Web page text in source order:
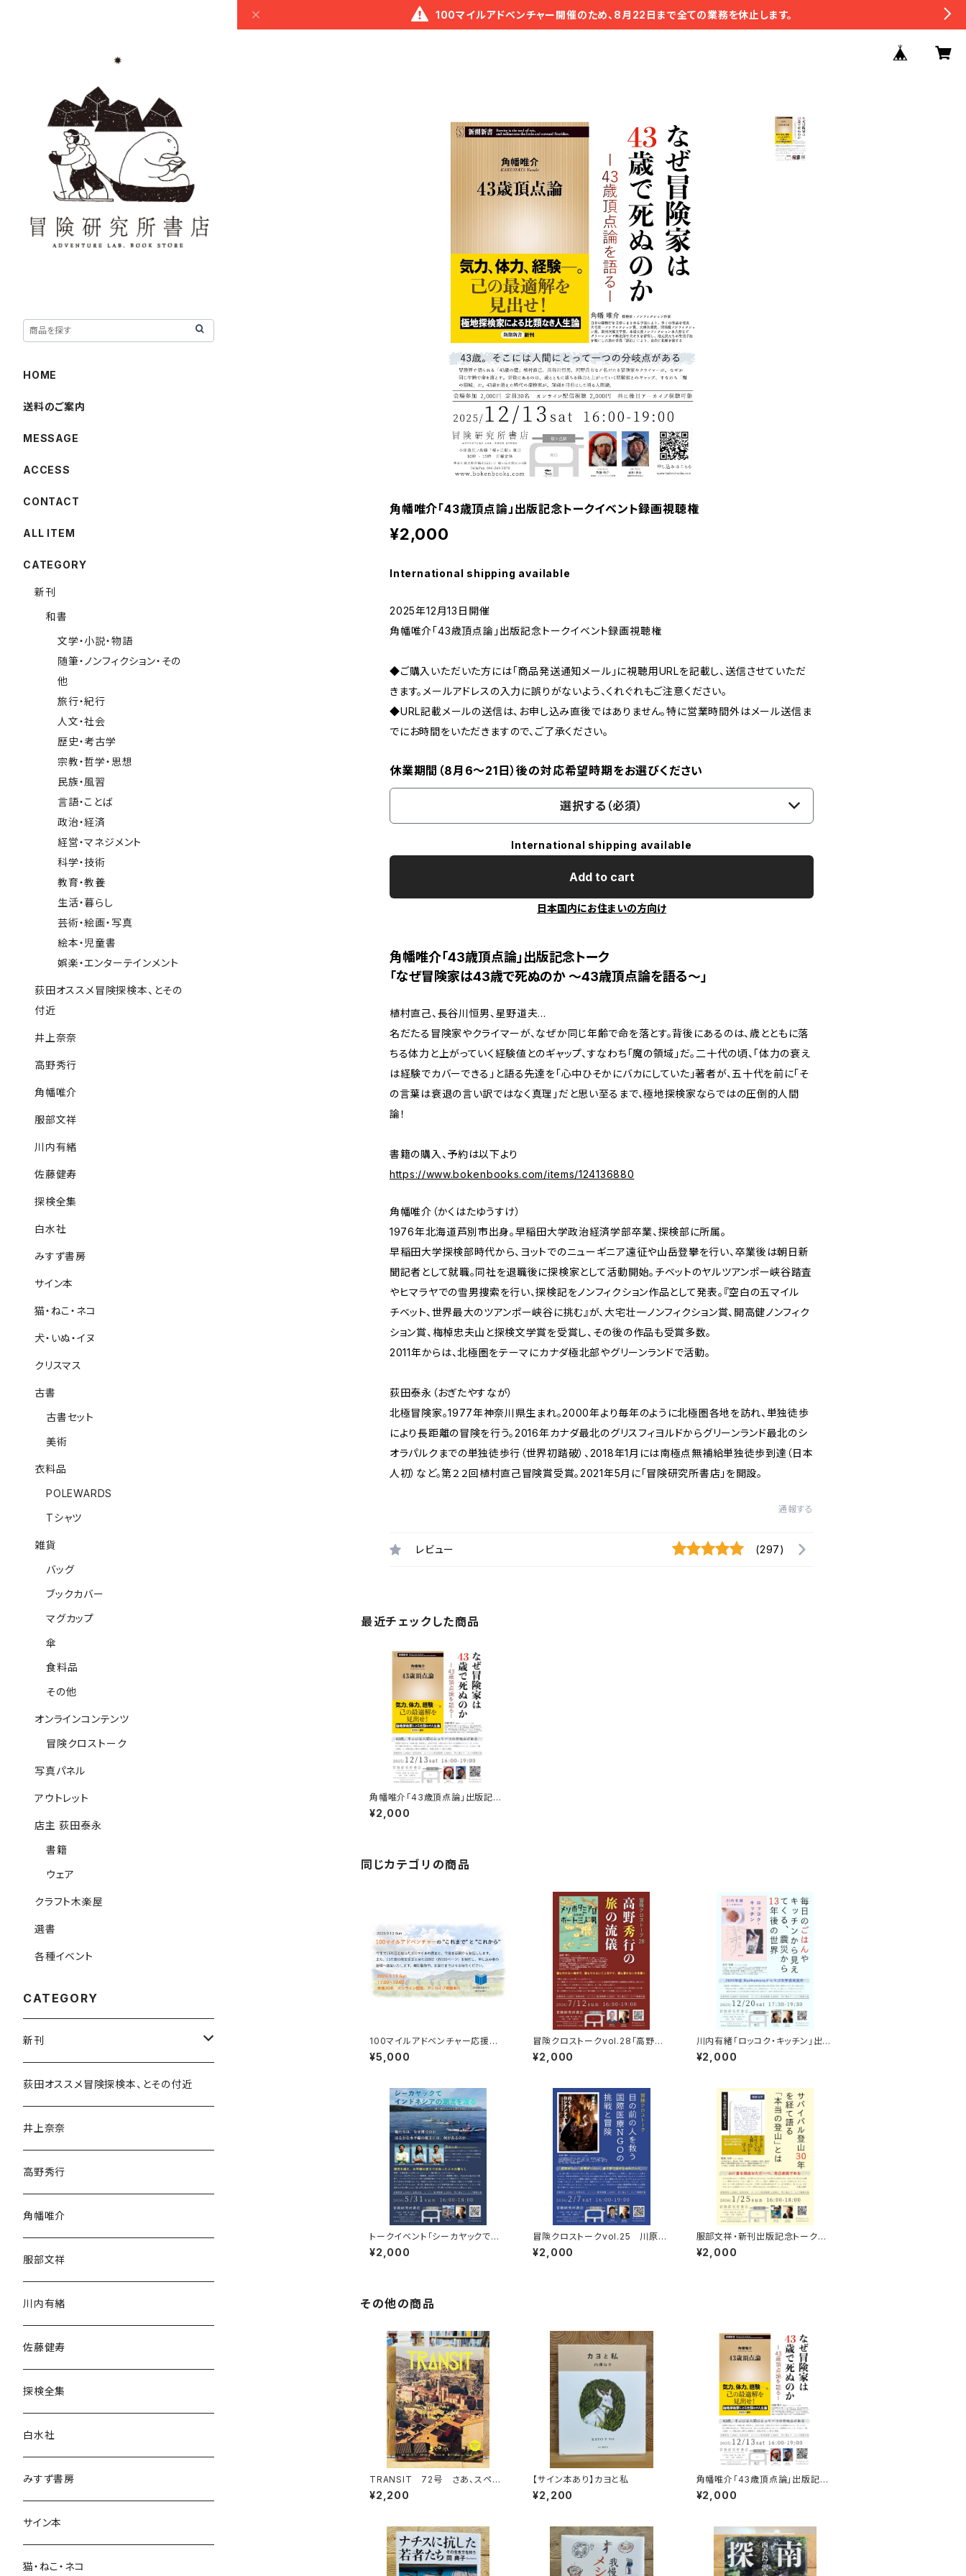
100マイルアドベンチャー開催のため、8月22日まで全ての業務を休止します。
角幡唯介「43歳頂点論」出版記念トークイベント録画視聴権
¥2,000
International shipping available
2025年12月13日開催
角幡唯介「43歳頂点論」出版記念トークイベント録画視聴権
◆ご購入いただいた方には「商品発送通知メール」に視聴用URLを記載し、送信させていただ
きます。メールアドレスの入力に誤りがないよう、くれぐれもご注意ください。
◆URL記載メールの送信は、お申し込み直後ではありません。特に営業時間外はメール送信ま
でにお時間をいただきますので、ご了承ください。
休業期間（8月6〜21日）後の対応希望時期をお選びください
選択する（必須）
International shipping available
Add to cart
日本国内にお住まいの方向け
角幡唯介「43歳頂点論」出版記念トーク
「なぜ冒険家は43歳で死ぬのか 〜43歳頂点論を語る〜」
植村直己、長谷川恒男、星野道夫…
名だたる冒険家やクライマーが、なぜか同じ年齢で命を落とす。背後にあるのは、歳とともに落
ちる体力と上がっていく経験値とのギャップ、すなわち「魔の領域」だ。二十代の頃、「体力の衰え
は経験でカバーできる」と語る先達を「心中ひそかにバカにしていた」著者が、五十代を前に「そ
の言葉は衰退の言い訳ではなく真理」だと思い至るまで、極地探検家ならではの圧倒的人間
論！
書籍の購入、予約は以下より
https://www.bokenbooks.com/items/124136880
角幡唯介（かくはたゆうすけ）
1976年北海道芦別市出身。早稲田大学政治経済学部卒業、探検部に所属。
早稲田大学探検部時代から、ヨットでのニューギニア遠征や山岳登攀を行い、卒業後は朝日新
聞記者として就職。同社を退職後に探検家として活動開始。チベットのヤルツアンポー峡谷踏査
やヒマラヤでの雪男捜索を行い、探検記をノンフィクション作品として発表。『空白の五マイル
チベット、世界最大のツアンポー峡谷に挑む』が、大宅壮一ノンフィクション賞、開高健ノンフィク
ション賞、梅棹忠夫山と探検文学賞を受賞し、その後の作品も受賞多数。
2011年からは、北極圏をテーマにカナダ極北部やグリーンランドで活動。
荻田泰永（おぎたやすなが）
北極冒険家。1977年神奈川県生まれ。2000年より毎年のように北極圏各地を訪れ、単独徒歩
により長距離の冒険を行う。2016年カナダ最北のグリスフィヨルドからグリーンランド最北のシ
オラパルクまでの単独徒歩行（世界初踏破）、2018年1月には南極点無補給単独徒歩到達（日本
人初）など。第２２回植村直己冒険賞受賞。2021年5月に「冒険研究所書店」を開設。
通報する
レビュー (297)
最近チェックした商品
角幡唯介「43歳頂点論」出版記念
トークイベント録画視聴権
¥2,000
同じカテゴリの商品
100マイルアドベンチャー応援企
画 9月13日トーク＆100マイル
の歴史ZINE贈呈
¥5,000
冒険クロストークvol.28「高野秀
行の旅の流儀」録画視聴権
¥2,000
川内有緒「ロッコク・キッチン」出版
記念トークイベント録画視聴権
¥2,000
トークイベント「シーカヤックでイ
ンドネシアの潮流を渡る」録画視
聴権
¥2,000
冒険クロストークvol.25 川原尚
行「目の前の人を救う 国際医療N
GOの挑戦と冒険」録画視聴権
¥2,000
服部文祥・新刊出版記念トークイ
ベント録画視聴権
¥2,000
その他の商品
TRANSIT 72号 さあ、スペイ
ンへ！ 太陽と海と土の国
¥2,200
【サイン本あり】カヨと私
¥2,200
角幡唯介「43歳頂点論」出版記念
トークイベント録画視聴権
¥2,000
HOME
送料のご案内
MESSAGE
ACCESS
CONTACT
ALL ITEM
CATEGORY
新刊
和書
文学・小説・物語
随筆・ノンフィクション・その
他
旅行・紀行
人文・社会
歴史・考古学
宗教・哲学・思想
民族・風習
言語・ことば
政治・経済
経営・マネジメント
科学・技術
教育・教養
生活・暮らし
芸術・絵画・写真
絵本・児童書
娯楽・エンターテインメント
荻田オススメ冒険探検本、とその
付近
井上奈奈
高野秀行
角幡唯介
服部文祥
川内有緒
佐藤健寿
探検全集
白水社
みすず書房
サイン本
猫・ねこ・ネコ
犬・いぬ・イヌ
クリスマス
古書
古書セット
美術
衣料品
POLEWARDS
Tシャツ
雑貨
バッグ
ブックカバー
マグカップ
傘
食料品
その他
オンラインコンテンツ
冒険クロストーク
写真パネル
アウトレット
店主 荻田泰永
書籍
ウェア
クラフト木楽屋
選書
各種イベント
CATEGORY
新刊
和書
文学・小説・物語
随筆・ノンフィクション・その他
民族・風習
言語・ことば
荻田オススメ冒険探検本、とその付近
井上奈奈
高野秀行
角幡唯介
服部文祥
川内有緒
佐藤健寿
探検全集
白水社
みすず書房
サイン本
猫・ねこ・ネコ